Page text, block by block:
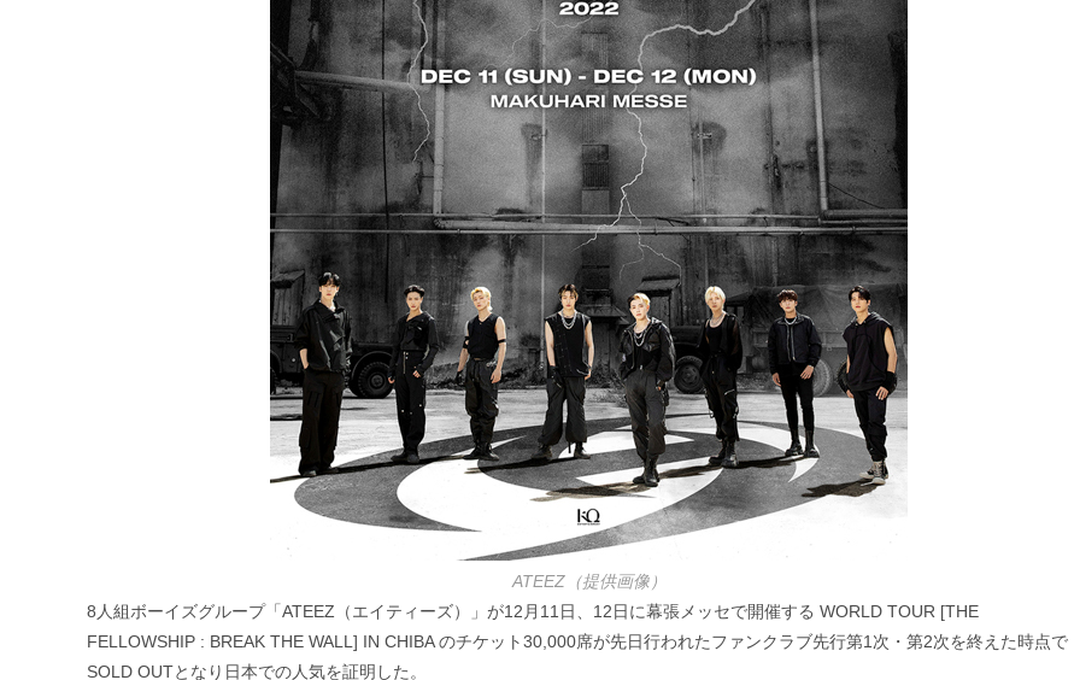
ATEEZ（提供画像）
8人組ボーイズグループ「ATEEZ（エイティーズ）」が12月11日、12日に幕張メッセで開催する WORLD TOUR [THE
FELLOWSHIP : BREAK THE WALL] IN CHIBA のチケット30,000席が先日行われたファンクラブ先行第1次・第2次を終えた時点で
SOLD OUTとなり日本での人気を証明した。